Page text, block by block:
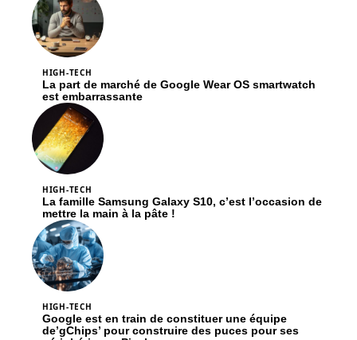
HIGH-TECH
La part de marché de Google Wear OS smartwatch
est embarrassante
HIGH-TECH
La famille Samsung Galaxy S10, c’est l’occasion de
mettre la main à la pâte !
HIGH-TECH
Google est en train de constituer une équipe
de’gChips’ pour construire des puces pour ses